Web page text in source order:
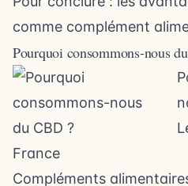
comme complément
Pourquoi consommons-nous
France
Compléments